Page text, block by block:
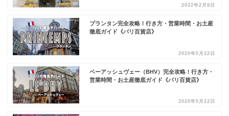
2022年2月8日
プランタン完全攻略！行き方・営業時間・お土産
徹底ガイド《パリ百貨店》
2020年5月22日
ベーアッシュヴェー（BHV）完全攻略！行き方・
営業時間・お土産徹底ガイド《パリ百貨店》
2020年5月22日